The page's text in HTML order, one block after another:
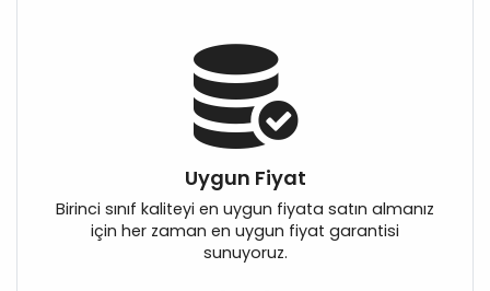
Uygun Fiyat
Birinci sınıf kaliteyi en uygun fiyata satın almanız
için her zaman en uygun fiyat garantisi
sunuyoruz.